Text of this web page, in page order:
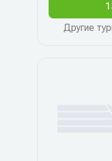
Другие